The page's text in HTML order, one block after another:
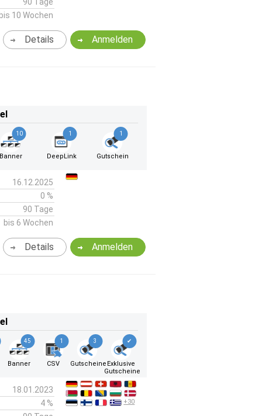
10 Wochen
Anmelden
Details
10 1
DeepLink
1
Gutschein
16.12.2025
0 %
90 Tage
bis 6 Wochen
Anmelden
Details
45
Banner
1
CSV
3
Gutscheine
✔
Exklusive
Gutscheine
18.01.2023
4 %
+30